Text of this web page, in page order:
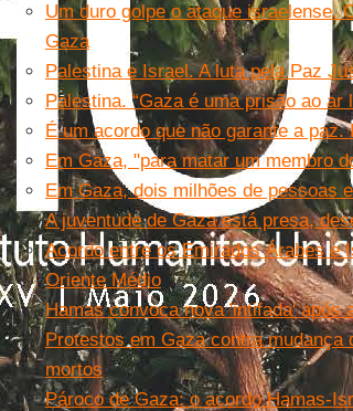
Um duro golpe o ataque israelense.
Gaza
Palestina e Israel. A luta pela Paz
Palestina. “Gaza é uma prisão ao
É um acordo que não garante a
Em Gaza, "para matar um membro
Em Gaza, dois milhões de pessoas
A juventude de Gaza está presa,
Acordo entre os Emirados Árabes e
Oriente Médio
Hamas convoca nova 'intifada' após
Protestos em Gaza contra mudança
mortos
Pároco de Gaza: o acordo Hamas-